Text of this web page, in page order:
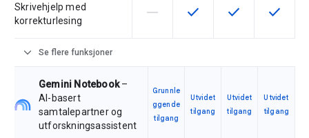
Skrivehjelp med
korrekturlesing
Denne funksjonen støttes ikke av
horizontal_rule Denne funksjonen er
check Denne
check Denne
check
expand_more Se flere funksjoner
Gemini Notebook–
AI-basert
samtalepartner og
utforskningsassistent
Grunnle
ggende
tilgang
Utvidet
tilgang
Utvidet
tilgang
Utvidet
tilgang